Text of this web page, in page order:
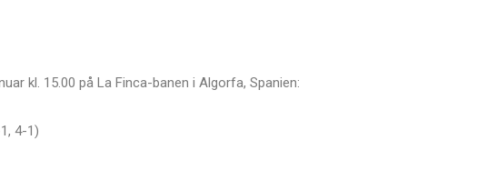
kl. 15.00 på La Finca-banen i Algorfa, Spanien:
4-1)